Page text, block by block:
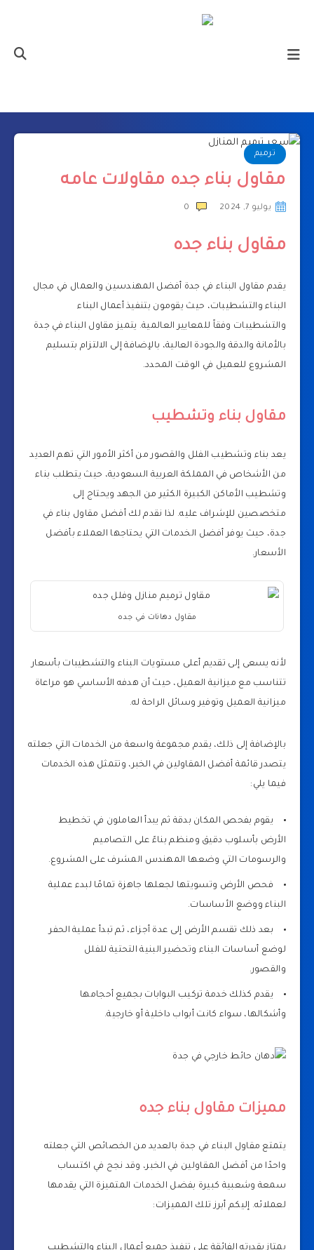
ترميم
مقاول بناء جده مقاولات عامه
يوليو 7, 2024 0
مقاول بناء جده
يقدم مقاول البناء في جدة أفضل المهندسين والعمال في مجال
البناء والتشطيبات، حيث يقومون بتنفيذ أعمال البناء
والتشطيبات وفقاً للمعايير العالمية. يتميز مقاول البناء في جدة
بالأمانة والدقة والجودة العالية، بالإضافة إلى الالتزام بتسليم
المشروع للعميل في الوقت المحدد.
مقاول بناء وتشطيب
يعد بناء وتشطيب الفلل والقصور من أكثر الأمور التي تهم العديد
من الأشخاص في المملكة العربية السعودية، حيث يتطلب بناء
وتشطيب الأماكن الكبيرة الكثير من الجهد ويحتاج إلى
متخصصين للإشراف عليه. لذا نقدم لك أفضل مقاول بناء في
جدة، حيث يوفر أفضل الخدمات التي يحتاجها العملاء بأفضل
الأسعار.
مقاول دهانات في جده
لأنه يسعى إلى تقديم أعلى مستويات البناء والتشطيبات بأسعار
تتناسب مع ميزانية العميل، حيث أن هدفه الأساسي هو مراعاة
ميزانية العميل وتوفير وسائل الراحة له.
بالإضافة إلى ذلك، يقدم مجموعة واسعة من الخدمات التي جعلته
يتصدر قائمة أفضل المقاولين في الخبر، وتتمثل هذه الخدمات
فيما يلي:
يقوم بفحص المكان بدقة ثم يبدأ العاملون في تخطيط
الأرض بأسلوب دقيق ومنظم بناءً على التصاميم
والرسومات التي وضعها المهندس المشرف على المشروع.
فحص الأرض وتسويتها لجعلها جاهزة تمامًا لبدء عملية
البناء ووضع الأساسات.
بعد ذلك تقسم الأرض إلى عدة أجزاء، ثم تبدأ عملية الحفر
لوضع أساسات البناء وتحضير البنية التحتية للفلل
والقصور.
يقدم كذلك خدمة تركيب البوابات بجميع أحجامها
وأشكالها، سواء كانت أبواب داخلية أو خارجية.
مميزات مقاول بناء جده
يتمتع مقاول البناء في جدة بالعديد من الخصائص التي جعلته
واحدًا من أفضل المقاولين في الخبر، وقد نجح في اكتساب
سمعة وشعبية كبيرة بفضل الخدمات المتميزة التي يقدمها
لعملائه. إليكم أبرز تلك المميزات:
يمتاز بقدرته الفائقة على تنفيذ جميع أعمال البناء والتشطيب